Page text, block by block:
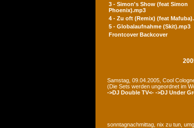
3 - Simon's Show (feat Simon
Phoenix).mp3
4 - Zu oft (Remix) (feat
5 - Globalaufnahme (Skit).mp3
Frontcover Backcover
Samstag, 09.04.2005, Cool
(Die Sets werden ungeordnet im
->DJ Double TV<- ->DJ Under
sonntagnachmittag, nix zu tun,